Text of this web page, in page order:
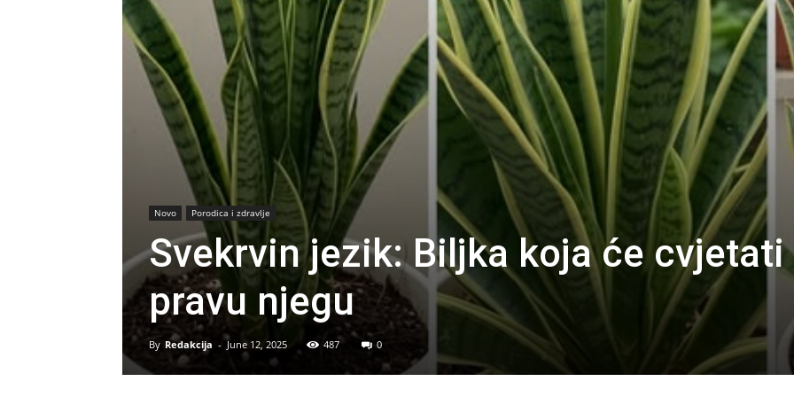
Novo Porodica i zdravlje
Svekrvin jezik: Biljka koja će cvjetati
pravu njegu
By Redakcija - June 12, 2025 487 0